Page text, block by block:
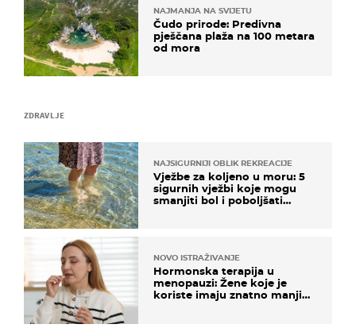
ZDRAVLJE
NAJSIGURNIJI OBLIK REKREACIJE
Vježbe za koljeno u moru: 5
sigurnih vježbi koje mogu
smanjiti bol i poboljšati
NOVO ISTRAŽIVANJE
Hormonska terapija u
menopauzi: Žene koje je
koriste imaju znatno manji
NAJMANJA NA SVIJETU
Čudo prirode: Predivna
pješčana plaža na 100 metara
od mora